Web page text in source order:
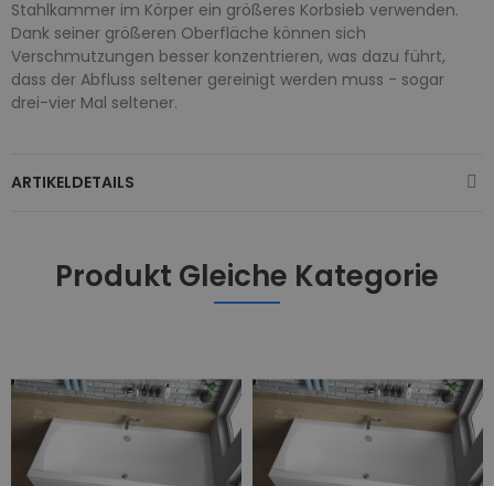
Stahlkammer im Körper ein größeres Korbsieb verwenden.
Dank seiner größeren Oberfläche können sich
Verschmutzungen besser konzentrieren, was dazu führt,
dass der Abfluss seltener gereinigt werden muss - sogar
drei-vier Mal seltener.
ARTIKELDETAILS
Produkt Gleiche Kategorie